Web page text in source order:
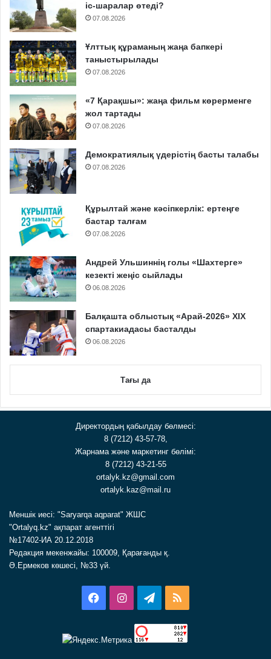
іс-шаралар өтеді?
07.08.2026
Ұлттық құраманың жаңа бапкері
таныстырылады
07.08.2026
«7 Қарақшы»: жаңа фильм көрерменге
жол тартады
07.08.2026
Демократиялық үдерістің басты талабы
07.08.2026
Құрылтай және кәсіпкерлік: ертеңге
бастар талғам
07.08.2026
Андрей Ульшиннің голы «Шахтерге»
кезекті жеңіс сыйлады
06.08.2026
Балқашта облыстық «Арай-2026» XIX
спартакиадасы басталды
06.08.2026
Тағы да
Директордың қабылдау бөлмесі:
8 (7212) 43-57-78,
Жарнама және маркетинг бөлімі:
8 (7212) 43-21-55
ortalyk.kz@gmail.com
ortalyk.kaz@mail.ru
Меншік иесі: "Saryarqa aqparat" ЖШС
"Ortalyq.kz" ақпарат агенттігі
№17402-ИА 20.12.2018
Редакция мекенжайы: 100009, Қарағанды қ.
Ә.Ермеков көшесі, №33 үй.
FacebookInstagramTelegram